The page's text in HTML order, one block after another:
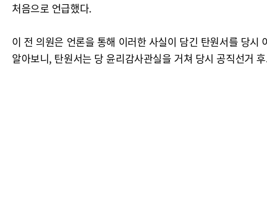
처음으로 언급했다.
이 전 의원은 언론을 통해 이러한 사실이 담긴 탄원서를 당
알아보니, 탄원서는 당 윤리감사관실을 거쳐 당시 공직선거